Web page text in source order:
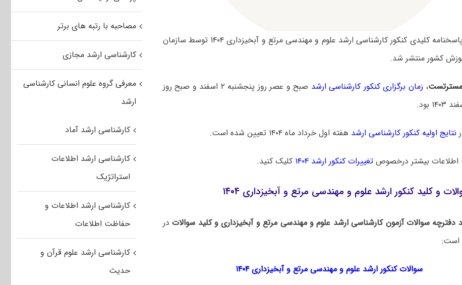
سوالات و پاسخنامه کلیدی کنکور کارشناسی ارشد علوم و مهندسی مرتع و آبخیزداری ۱۴۰۴ توسط سازمان
کشور منتشر شد.
مسترتست، زمان برگزاری کنکور کارشناسی ارشد
صبح و عصر روز پنجشنبه ۲ اسفند و صبح روز
نتایج اولیه کنکور کارشناسی ارشد هفته اول خرداد ماه ۱۴۰۴ تعیین شده است.
بیشتر درخصوص تغییرات کنکور ارشد ۱۴۰۴ کلیک کنید.
و کلید کنکور ارشد علوم و مهندسی مرتع و آبخیزداری ۱۴۰۴
دفترچه سوالات آزمون کارشناسی ارشد علوم و مهندسی مرتع و آبخیزداری و کلید سوالاتدر
است:
سوالات کنکور ارشد علوم و مهندسی مرتع و آبخیزداری ۱۴۰۴
مصاحبه با رتبه های برتر
کارشناسی ارشد مجازی
معرفی گروه علوم انسانی کارشناسی
ارشد
کارشناسی ارشد آماد
کارشناسی ارشد اطلاعات
استراتژیک
کارشناسی ارشد اطلاعات و
حفاظت اطلاعات
کارشناسی ارشد علوم قرآن و
حدیث